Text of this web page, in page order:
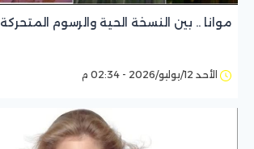
موانا .. بين النسخة الحية والرسوم المتحركة
الأحد 12/يوليو/2026 - 02:34 م